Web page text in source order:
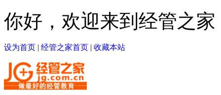
你好，欢迎来到经管之家
设为首页 | 经管之家首页 | 收藏本站